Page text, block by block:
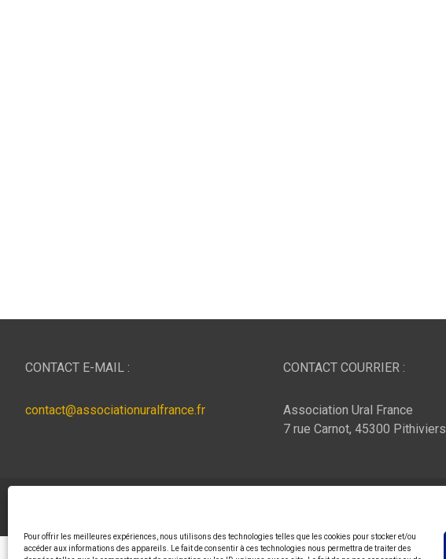
Pour offrir les meilleures expériences, nous utilisons des technologies telles que les cookies pour stocker et/ou
accéder aux informations des appareils. Le fait de consentir à ces technologies nous permettra de traiter des
CONTACT E-MAIL :
contact@associationuralfrance.fr
CONTACT COURRIER :
Association Ural France
7 rue Carnot, 45300 Pithiviers